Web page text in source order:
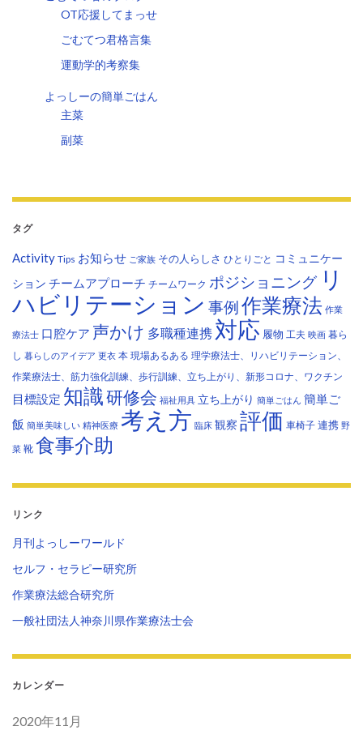
OT応援してまっせ
ごむてつ君格言集
運動学的考察集
よっしーの簡単ごはん
主菜
副菜
タグ
Activity Tips お知らせ ご家族 その人らしさ ひとりごと コミュニケー
ション チームアプローチ チームワーク ポジショニング リ
ハビリテーション 事例作業療法 作業
療法士 口腔ケア 声かけ 多職種連携 対応 履物 工夫 映画 暮ら
し 暮らしのアイデア 更衣 本 現場あるある 理学療法士、リハビリテーション、
作業療法士、筋力強化訓練、歩行訓練、立ち上がり、新形コロナ、ワクチン
目標設定 知識研修会 福祉用具 立ち上がり 簡単ごはん 簡単ご
飯 簡単美味しい 精神医療 考え方 臨床 観察 評価 車椅子 連携 野
菜 靴 食事介助
リンク
月刊よっしーワールド
セルフ・セラピー研究所
作業療法総合研究所
一般社団法人神奈川県作業療法士会
カレンダー
2020年11月